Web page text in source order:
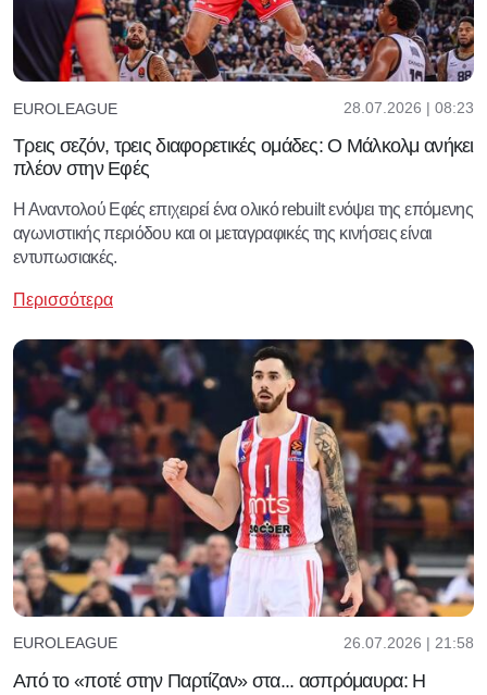
EUROLEAGUE 28.07.2026 | 08:23
Τρεις σεζόν, τρεις διαφορετικές ομάδες: Ο Μάλκολμ ανήκει
πλέον στην Εφές
Η Αναντολού Εφές επιχειρεί ένα ολικό rebuilt ενόψει της επόμενης
αγωνιστικής περιόδου και οι μεταγραφικές της κινήσεις είναι
εντυπωσιακές.
Περισσότερα
EUROLEAGUE 26.07.2026 | 21:58
Από το «ποτέ στην Παρτίζαν» στα... ασπρόμαυρα: Η